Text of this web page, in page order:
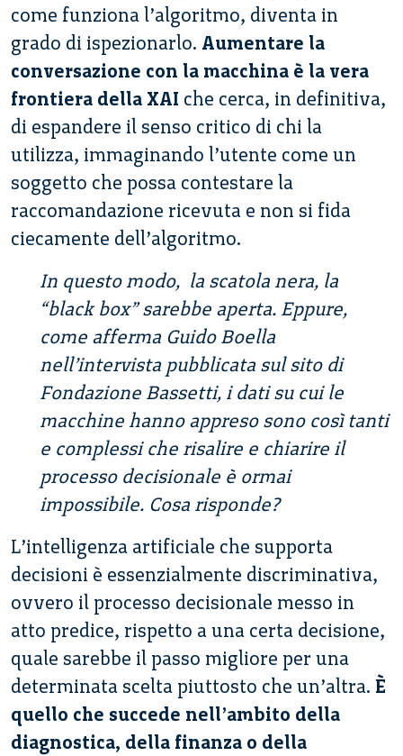
come funziona l’algoritmo, diventa in
grado di ispezionarlo. Aumentare la
conversazione con la macchina è la vera
frontiera della XAI che cerca, in definitiva,
di espandere il senso critico di chi la
utilizza, immaginando l’utente come un
soggetto che possa contestare la
raccomandazione ricevuta e non si fida
ciecamente dell’algoritmo.
In questo modo, la scatola nera, la
“black box” sarebbe aperta. Eppure,
come afferma Guido Boella
nell’intervista pubblicata sul sito di
Fondazione Bassetti, i dati su cui le
macchine hanno appreso sono così tanti
e complessi che risalire e chiarire il
processo decisionale è ormai
impossibile. Cosa risponde?
L’intelligenza artificiale che supporta
decisioni è essenzialmente discriminativa,
ovvero il processo decisionale messo in
atto predice, rispetto a una certa decisione,
quale sarebbe il passo migliore per una
determinata scelta piuttosto che un’altra. È
quello che succede nell’ambito della
diagnostica, della finanza o della